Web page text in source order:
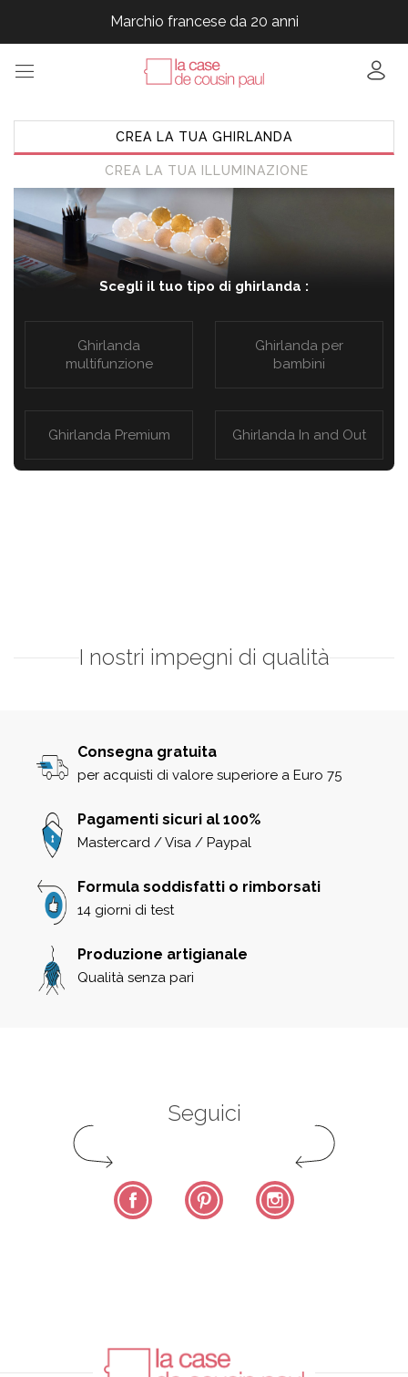
Marchio francese da 20 anni
Marchio francese da 20 anni
Marchio francese da 20 anni
CREA LA TUA GHIRLANDA
CREA LA TUA ILLUMINAZIONE
Scegli il tuo tipo di ghirlanda :
Ghirlanda
multifunzione
Ghirlanda per
bambini
Ghirlanda Premium Ghirlanda In and Out
I nostri impegni di qualità
Consegna gratuita
per acquisti di valore superiore a Euro 75
Pagamenti sicuri al 100%
Mastercard / Visa / Paypal
Formula soddisfatti o rimborsati
14 giorni di test
Produzione artigianale
Qualità senza pari
Seguici
Facebook Pinterest